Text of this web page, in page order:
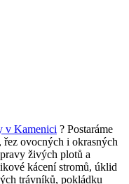
v Kamenici ? Postaráme
ovocných i okrasných
živých plotů a
kácení stromů, úklid
trávníků, pokládku